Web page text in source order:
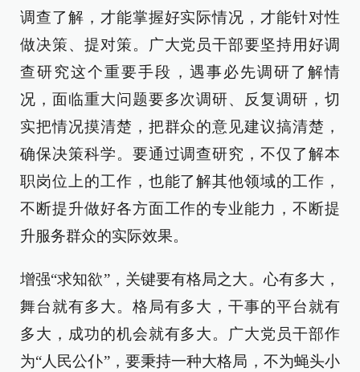
调查了解，才能掌握好实际情况，才能针对性
做决策、提对策。广大党员干部要坚持用好调
查研究这个重要手段，遇事必先调研了解情
况，面临重大问题要多次调研、反复调研，切
实把情况摸清楚，把群众的意见建议搞清楚，
确保决策科学。要通过调查研究，不仅了解本
职岗位上的工作，也能了解其他领域的工作，
不断提升做好各方面工作的专业能力，不断提
升服务群众的实际效果。
增强“求知欲”，关键要有格局之大。心有多大，
舞台就有多大。格局有多大，干事的平台就有
多大，成功的机会就有多大。广大党员干部作
为“人民公仆”，要秉持一种大格局，不为蝇头小